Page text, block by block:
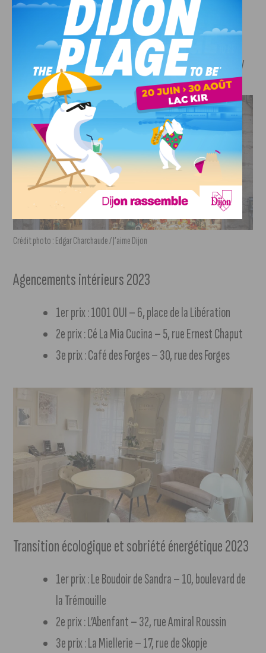
1er prix : Le Baldaquin – 13, rue Verrerie
2e prix : Pois de Senteur – 75, rue de Mirande
3e prix : Grand Hôtel La Cloche – 14, place Darcy
Crédit photo : Edgar Charchaude / J’aime Dijon
Agencements intérieurs 2023
1er prix : 1001 OUI – 6, place de la Libération
2e prix : Cé La Mia Cucina – 5, rue Ernest Chaput
3e prix : Café des Forges – 30, rue des Forges
Transition écologique et sobriété énergétique 2023
1er prix : Le Boudoir de Sandra – 10, boulevard de
la Trémouille
2e prix : L’Abenfant – 32, rue Amiral Roussin
3e prix : La Miellerie – 17, rue de Skopje